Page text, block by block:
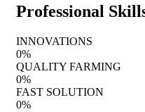
Professional
INNOVATIONS
0%
QUALITY FARMING
0%
FAST SOLUTION
0%